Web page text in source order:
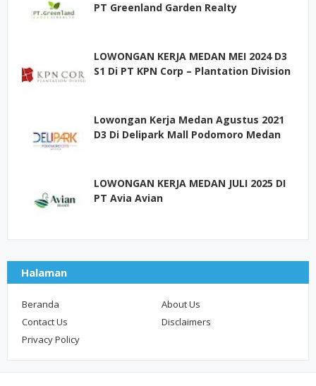
PT Greenland Garden Realty
LOWONGAN KERJA MEDAN MEI 2024 D3
S1 Di PT KPN Corp – Plantation Division
Lowongan Kerja Medan Agustus 2021
D3 Di Delipark Mall Podomoro Medan
LOWONGAN KERJA MEDAN JULI 2025 DI
PT Avia Avian
Halaman
Beranda
About Us
Contact Us
Disclaimers
Privacy Policy